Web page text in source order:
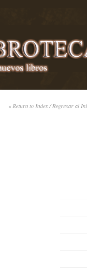
« Return to Index / Regresar al